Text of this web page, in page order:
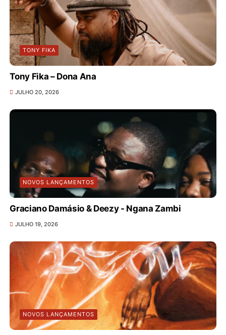
TONY FIKA
Tony Fika – Dona Ana
JULHO 20, 2026
NOVOS LANÇAMENTOS
Graciano Damásio & Deezy - Ngana Zambi
JULHO 19, 2026
NOVOS LANÇAMENTOS